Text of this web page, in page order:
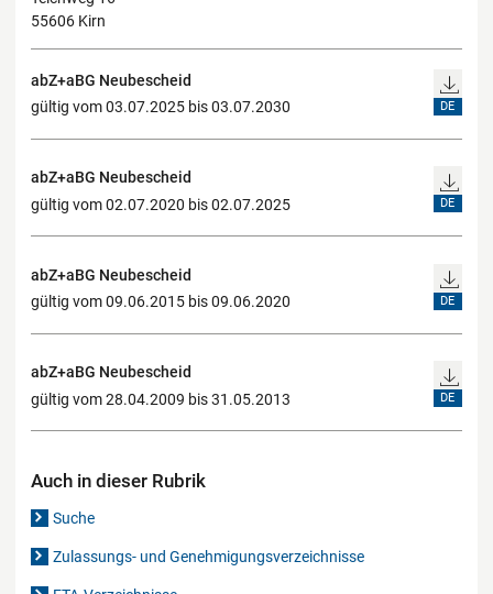
55606 Kirn
abZ+aBG Neubescheid
gültig vom 03.07.2025 bis 03.07.2030
DE
abZ+aBG Neubescheid
gültig vom 02.07.2020 bis 02.07.2025
DE
abZ+aBG Neubescheid
gültig vom 09.06.2015 bis 09.06.2020
DE
abZ+aBG Neubescheid
gültig vom 28.04.2009 bis 31.05.2013
DE
Auch in dieser Rubrik
Suche
Zulassungs- und Genehmigungsverzeichnisse